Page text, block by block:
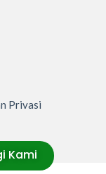
Privasi
Kami